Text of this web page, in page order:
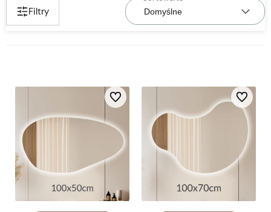
Filtry
Do ulubionych Do